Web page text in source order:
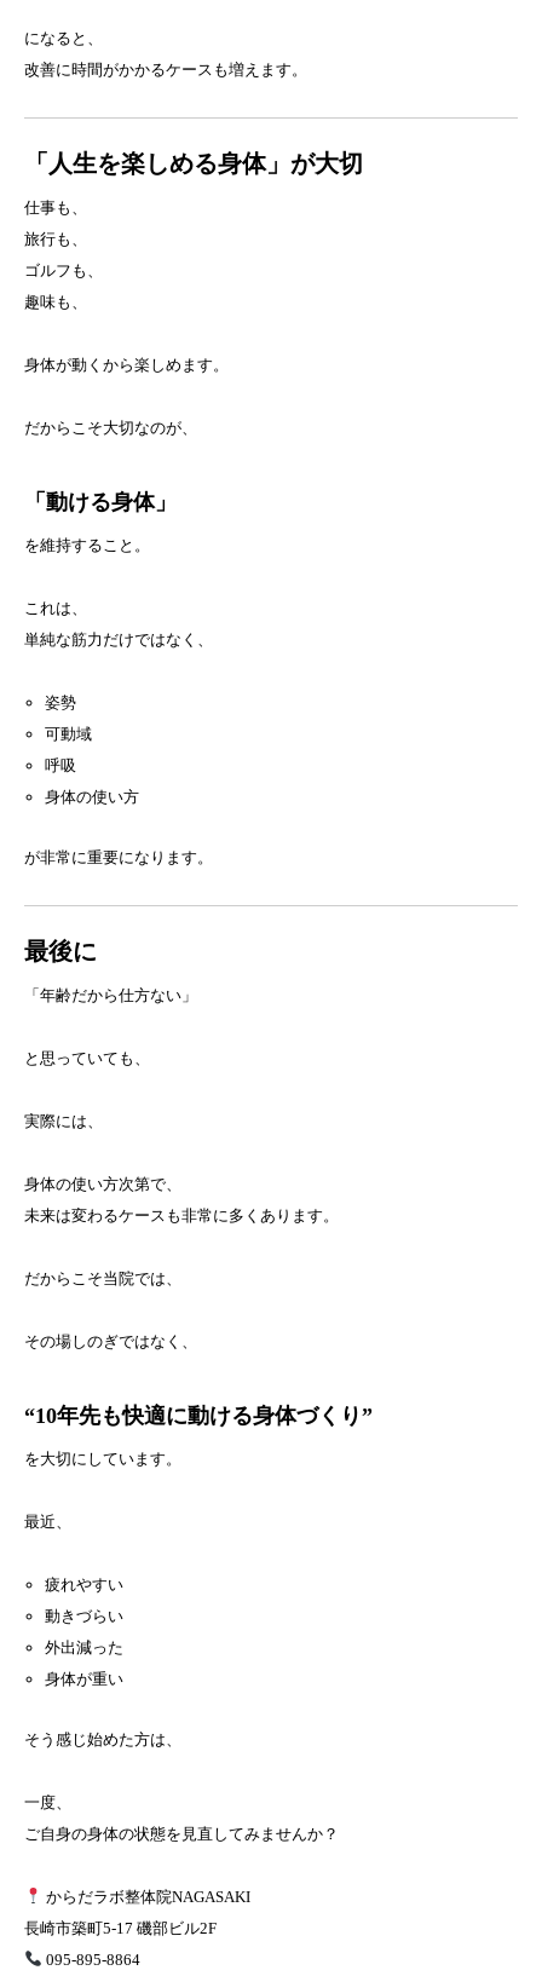
になると、
改善に時間がかかるケースも増えます。
「人生を楽しめる身体」が大切
仕事も、
旅行も、
ゴルフも、
趣味も、
身体が動くから楽しめます。
だからこそ大切なのが、
「動ける身体」
を維持すること。
これは、
単純な筋力だけではなく、
姿勢
可動域
呼吸
身体の使い方
が非常に重要になります。
最後に
「年齢だから仕方ない」
と思っていても、
実際には、
身体の使い方次第で、
未来は変わるケースも非常に多くあります。
だからこそ当院では、
その場しのぎではなく、
“10年先も快適に動ける身体づくり”
を大切にしています。
最近、
疲れやすい
動きづらい
外出減った
身体が重い
そう感じ始めた方は、
一度、
ご自身の身体の状態を見直してみませんか？
からだラボ整体院NAGASAKI
長崎市築町5-17 磯部ビル2F
095-895-8864